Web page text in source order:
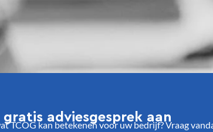
gratis adviesgesprek aan
TCOG kan betekenen voor uw bedrijf? Vraag